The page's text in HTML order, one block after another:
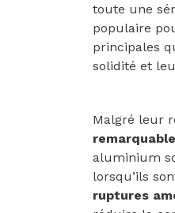
toute une
populaire
principales
solidité et
Malgré leur
aluminium
lorsqu’ils
ruptures